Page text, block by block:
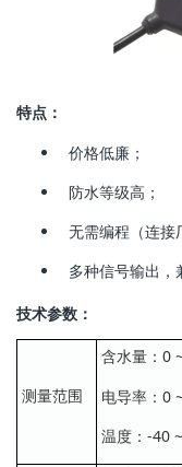
特点：
价格低廉；
防水等级高；
无需编程（连接
多种信号输出，
技术参数：
测量范围
含水量：0
电导率：0
温度：-40